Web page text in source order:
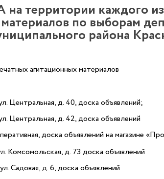
каждого
по выборам
района
агитационных материалов
Центральная, д. 40, доска объявлений;
Центральная, д. 42, доска объявлений
доска объявлений на магазине
Комсомольская, д. 73 доска объявлений
Садовая, д. 6, доска объявлений